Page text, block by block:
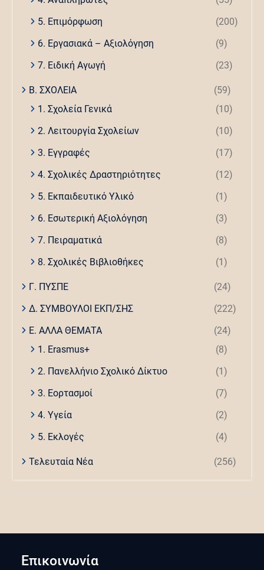
5. Επιμόρφωση
(200)
6. Εργασιακά – Αξιολόγηση
(9)
7. Ειδική Αγωγή
(23)
Β. ΣΧΟΛΕΙΑ
(59)
1. Σχολεία Γενικά
(10)
2. Λειτουργία Σχολείων
(10)
3. Εγγραφές
(17)
4. Σχολικές Δραστηριότητες
(12)
5. Εκπαιδευτικό Υλικό
(1)
6. Εσωτερική Αξιολόγηση
(3)
7. Πειραματικά
(8)
8. Σχολικές Βιβλιοθήκες
(1)
Γ. ΠΥΣΠΕ
(24)
Δ. ΣΥΜΒΟΥΛΟΙ ΕΚΠ/ΣΗΣ
(222)
Ε. ΑΛΛΑ ΘΕΜΑΤΑ
(24)
1. Erasmus+
(8)
2. Πανελλήνιο Σχολικό Δίκτυο
(1)
3. Εορτασμοί
(7)
4. Υγεία
(2)
5. Εκλογές
(4)
Τελευταία Νέα (256)
Επικοινωνία